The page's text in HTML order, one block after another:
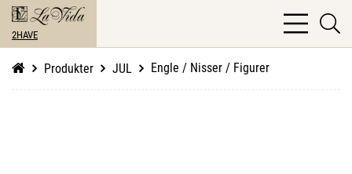
2HAVE
bars
light
Produkter JUL Engle / Nisser / Figurer